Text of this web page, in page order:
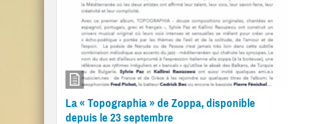
La « Topographia » de Zoppa, disponible
depuis le 23 septembre